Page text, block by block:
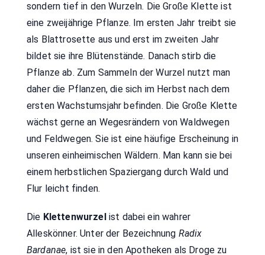
sondern tief in den Wurzeln. Die Große Klette ist
eine zweijährige Pflanze. Im ersten Jahr treibt sie
als Blattrosette aus und erst im zweiten Jahr
bildet sie ihre Blütenstände. Danach stirb die
Pflanze ab. Zum Sammeln der Wurzel nutzt man
daher die Pflanzen, die sich im Herbst nach dem
ersten Wachstumsjahr befinden. Die Große Klette
wächst gerne an Wegesrändern von Waldwegen
und Feldwegen. Sie ist eine häufige Erscheinung in
unseren einheimischen Wäldern. Man kann sie bei
einem herbstlichen Spaziergang durch Wald und
Flur leicht finden.
Die Klettenwurzel ist dabei ein wahrer
Alleskönner. Unter der Bezeichnung Radix
Bardanae, ist sie in den Apotheken als Droge zu